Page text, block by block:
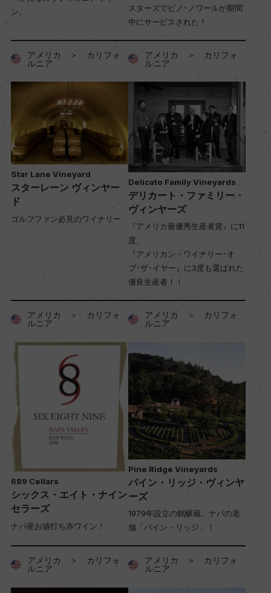
ン。
スターズでピノ･ノワールが期間
中にサービスされた！
アメリカ ＞ カリフォ
ルニア
Star Lane Vineyard
スターレーン ヴィンヤー
ド
ゴルフファン必見のワイナリー
アメリカ ＞ カリフォ
ルニア
Delicato Family Vineyards
デリカート・ファミリー・
ヴィンヤーズ
『アメリカ最優秀生産者賞』に11
度、
『アメリカン・ワイナリー･オ
ブ･ザ･イヤー』に3度も選ばれた
優良生産者！！
アメリカ ＞ カリフォ
ルニア
689 Cellars
シックス・エイト・ナイン
セラーズ
ナパ産お値打ち赤ワイン！
アメリカ ＞ カリフォ
ルニア
Pine Ridge Vineyards
パイン・リッジ・ヴィンヤ
ーズ
1979年設立の銘醸蔵。ナパの老
舗「パイン・リッジ」！
アメリカ ＞ カリフォ
ルニア
アメリカ ＞ カリフォ
ルニア